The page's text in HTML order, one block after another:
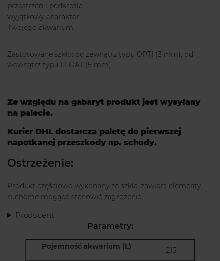
przestrzeń i podkreśla
wyjątkowy charakter
Twojego akwarium.
Zastosowane szkło: od zewnątrz typu OPTI (3 mm), od
wewnątrz typu FLOAT (5 mm)
Ze względu na gabaryt produkt jest wysyłany
na palecie.
Kurier DHL dostarcza paletę do pierwszej
napotkanej przeszkody np. schody.
Ostrzeżenie:
Produkt częściowo wykonany ze szkła, zawiera elementy
ruchome mogące stanowić zagrożenie.
Producent
Parametry:
Pojemność akwarium (L) 215